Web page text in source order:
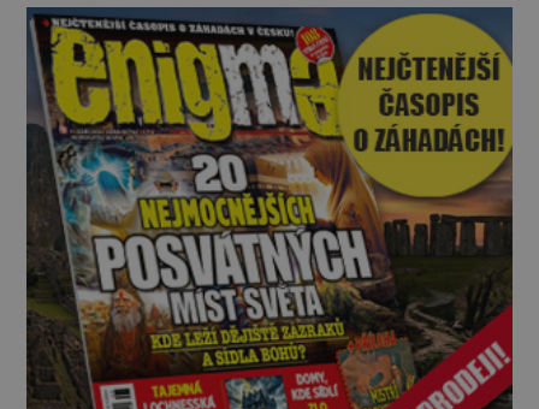
kromě syrových bobů. Příběh se rychle stává
jednou z největších záhad středověké Anglie a ani
po téměř devíti stech letech není